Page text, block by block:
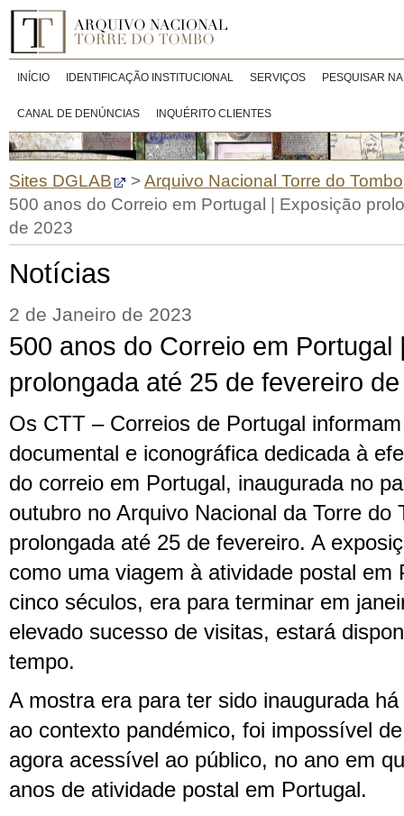
INÍCIO IDENTIFICAÇÃO INSTITUCIONAL SERVIÇOS PESQUISAR
CANAL DE DENÚNCIAS INQUÉRITO CLIENTES
Sites DGLAB >Arquivo Nacional Torre do Tombo
500 anos do Correio em Portugal | Exposição
de 2023
Notícias
2 de Janeiro de 2023
500 anos do Correio em Portugal
prolongada até 25 de fevereiro
Os CTT – Correios de Portugal
documental e iconográfica dedicada à
do correio em Portugal, inaugurada no
outubro no Arquivo Nacional da Torre do
prolongada até 25 de fevereiro. A
como uma viagem à atividade postal em
cinco séculos, era para terminar em
elevado sucesso de visitas, estará
tempo.
A mostra era para ter sido inaugurada
ao contexto pandémico, foi impossível
agora acessível ao público, no ano em
anos de atividade postal em Portugal.